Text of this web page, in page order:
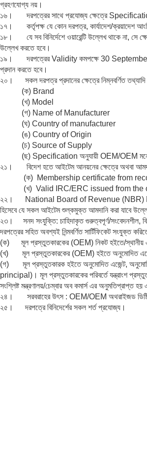
গ্রহণযোগ্য নয়।
১৬। দরপত্রের সাথে প্রযোজ্য ক্ষেত্রে
১৭। কর্তৃপক্ষ যে কোন দরপত্র, কার্যাদেশ/ক্রয়াদেশ
১৮। যে সব বিনির্দেশে ওয়ারেন্টি উল্লেখ থাকে না, সে
উল্লেখ করতে হবে।
১৯। দরপত্রের Validity কমপক্ষে 30 September 2026
প্রদান করতে হবে।
২০। সকল দরপত্র প্রদানের ক্ষেত্রে নিম্নবর্ণিত
(ক) Brand
(খ) Model
(গ) Name of Manufacturer
(ঘ) Country of manufacturer
(ঙ) Country of Origin
(চ) Source of Supply
(ছ) Specification অনুযায়ী OEM/OEM মনোনীত
২১। বিদেশ হতে আইটেম আনয়নের ক্ষেত্রে অথবা
(ক) Membership certificate from
(খ) Valid IRC/ERC issued from the
২২। National Board of Revenue (NBR)
হিসেবে যে সকল আইটেম শুল্কমুক্ত আমদানি করা যাবে
২৩। সনদ সংযুক্তি: চাহিদাকৃত গুরুত্বপূর্ণ/সংবেদনশীল,
দরপত্রের সহিত অবশ্যই নিন্মবর্ণিত সার্টিফিকেট সংযুক্ত
(ক) মূল প্রস্তুতকারকের (OEM) নিকট হইতে/স্থানীয়
(খ) মূল প্রস্তুতকারকের (OEM) হইতে অনুমোদিত
(গ) মূল প্রস্তুতকারক হইতে অনুমোদিত এজেন্ট, অনুমোদিত
principal)। মূল প্রস্তুতকারকের পরিবর্তে যন্ত্রাংশ
সংশ্লিষ্ট মন্ত্রণালয়/চেম্বার অব কমার্স এর অনুমতিপ্রাপ্ত
২৪। সরবরাহের উৎস : OEM/OEM অথরাইজড
২৫। দরপত্রে বিনিদের্শের সকল শর্ত প্রযোজ্য।